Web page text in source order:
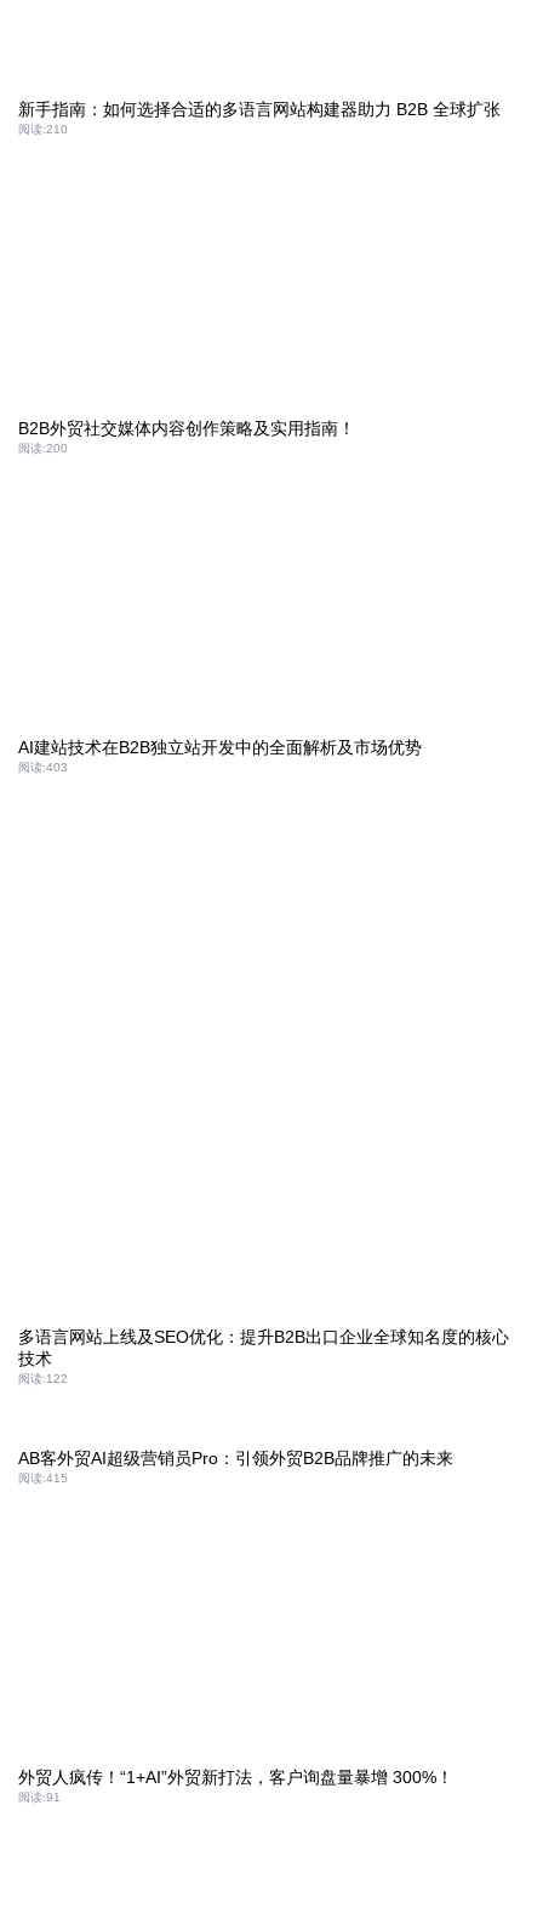
新手指南：如何选择合适的多语言网站构建器助力 B2B 全球扩张
阅读:210
B2B外贸社交媒体内容创作策略及实用指南！
阅读:200
AI建站技术在B2B独立站开发中的全面解析及市场优势
阅读:403
多语言网站上线及SEO优化：提升B2B出口企业全球知名度的核心
技术
阅读:122
AB客外贸AI超级营销员Pro：引领外贸B2B品牌推广的未来
阅读:415
外贸人疯传！“1+AI”外贸新打法，客户询盘量暴增 300%！
阅读:91